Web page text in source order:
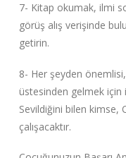
7- Kitap okumak, ilmi
görüş alış verişinde
getirin.
8- Her şeyden
üstesinden gelmek için
Sevildiğini bilen kimse,
çalışacaktır.